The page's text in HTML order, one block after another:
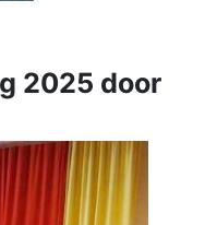
2025 door